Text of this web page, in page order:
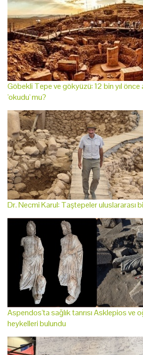
Göbekli Tepe ve gökyüzü: 12 bin yıl önce
'okudu' mu?
Dr. Necmi Karul: Taştepeler uluslararası
Aspendos'ta sağlık tanrısı Asklepios ve
heykelleri bulundu